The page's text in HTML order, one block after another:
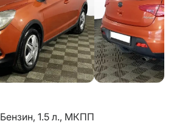
Бензин, 1.5 л., МКПП